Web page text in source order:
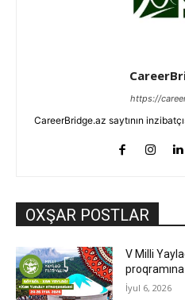
https://
CareerBridge.az saytının
OXŞAR POSTLAR
V Milli
İyul 6, 2026